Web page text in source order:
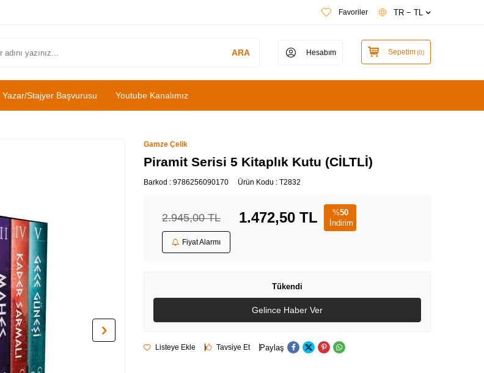
Favoriler TR − TL
ARA Hesabım Sepetim(0)
Yazar/Stajyer Başvurusu Youtube Kanalımız
Gamze Çelik
Piramit Serisi 5 Kitaplık Kutu (CİLTLİ)
Barkod : 9786256090170 Ürün Kodu : T2832
2.945,00TL 1.472,50 TL %50
İndirim
Fiyat Alarmı
Tükendi
Gelince Haber Ver
Listeye Ekle Tavsiye Et Paylaş